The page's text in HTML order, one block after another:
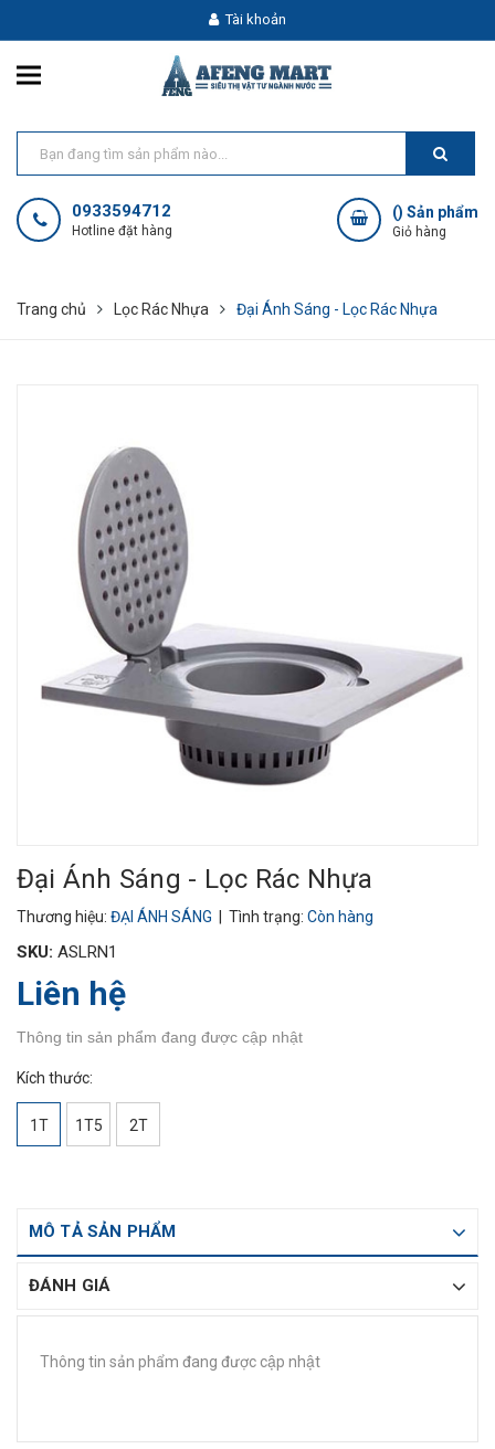
Tài khoản
0933594712
Hotline đặt hàng
() Sản phẩm
Giỏ hàng
Trang chủ Lọc Rác Nhựa Đại Ánh Sáng - Lọc Rác Nhựa
Đại Ánh Sáng - Lọc Rác Nhựa
Thương hiệu: ĐẠI ÁNH SÁNG | Tình trạng: Còn hàng
SKU: ASLRN1
Liên hệ
Thông tin sản phẩm đang được cập nhật
Kích thước:
1T 1T5 2T
MÔ TẢ SẢN PHẨM
ĐÁNH GIÁ
Thông tin sản phẩm đang được cập nhật